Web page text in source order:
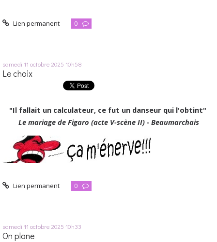
Lien permanent 0
samedi 11 octobre 2025 10h58
Le choix
"Il fallait un calculateur, ce fut un danseur qui l'obtint"
Le mariage de Figaro (acte V-scène II) - Beaumarchais
Lien permanent 0
samedi 11 octobre 2025 10h33
On plane